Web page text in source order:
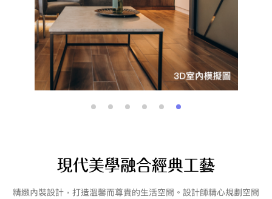
現代美學融合經典工藝
精緻內裝設計，打造溫馨而尊貴的生活空間。設計師精心規劃空間